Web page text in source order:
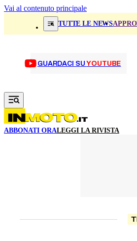
Vai al contenuto principale
TUTTE LE NEWS
GUARDACI SUYOUTUBE
ABBONATI ORALEGGI LA RIVISTA